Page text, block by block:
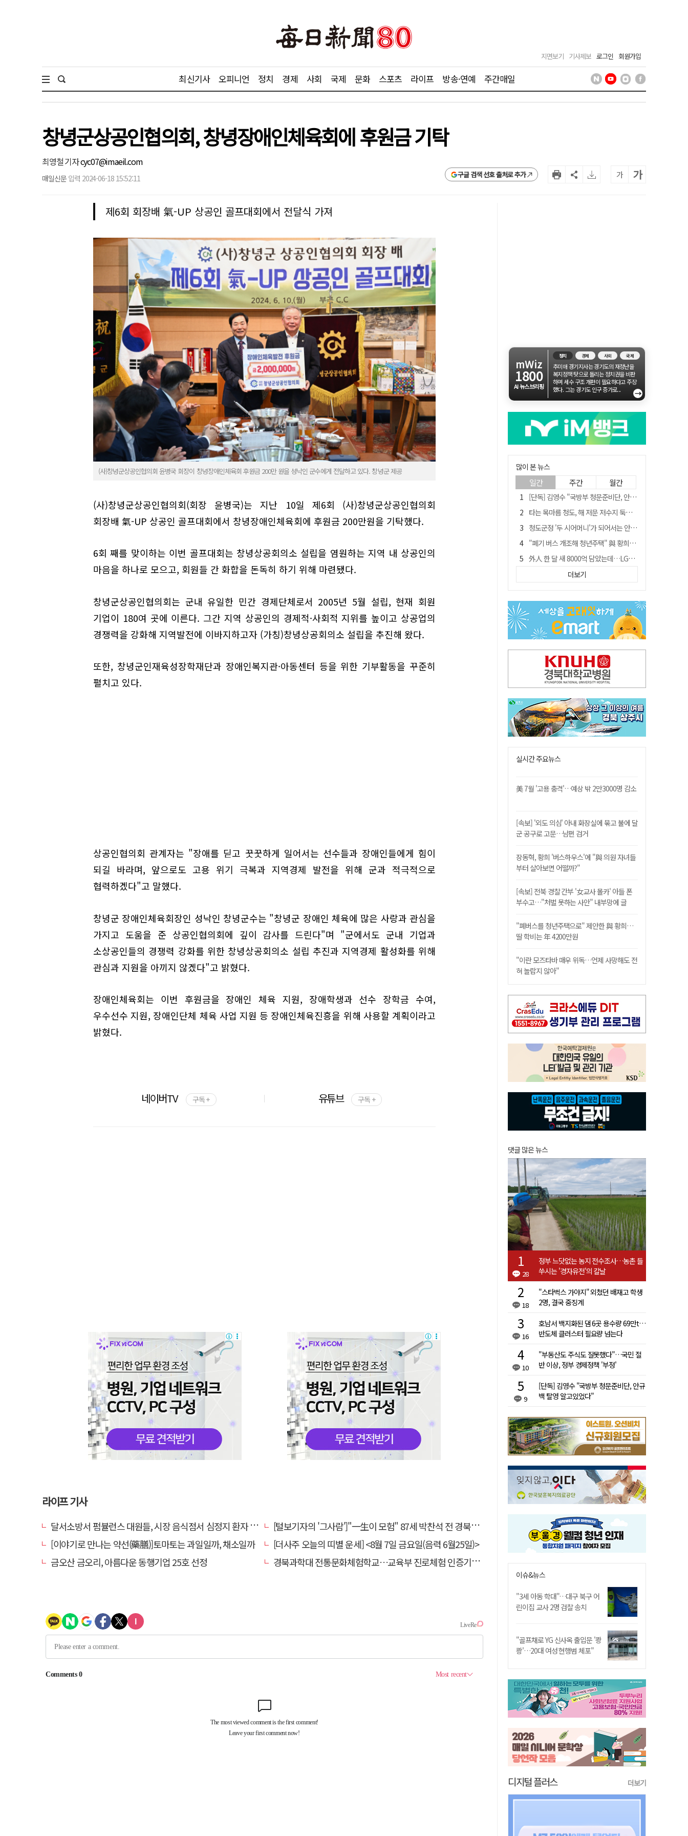
지면보기 기사제보 로그인 회원가입
최신기사 오피니언 정치 경제 사회 국제 문화 스포츠 라이프 방송·연예 주간매일
창녕군상공인협의회, 창녕장애인체육회에 후원금 기탁
최영철 기자cyc07@imaeil.com
매일신문 입력 2024-06-18 15:52:11 구글 검색 선호 출처로 추가 가 가
제6회 회장배 氣-UP 상공인 골프대회에서 전달식 가져
(사)창녕군상공인협의회 윤병국 회장이 창녕장애인체육회 후원금 200만 원을 성낙인 군수에게 전달하고 있다. 창녕군 제공
(사)창녕군상공인협의회(회장 윤병국)는 지난 10일 제6회 (사)창녕군상공인협의회
회장배 氣-UP 상공인 골프대회에서 창녕장애인체육회에 후원금 200만원을 기탁했다.
6회 째를 맞이하는 이번 골프대회는 창녕상공회의소 설립을 염원하는 지역 내 상공인의
마음을 하나로 모으고, 회원들 간 화합을 돈독히 하기 위해 마련됐다.
창녕군상공인협의회는 군내 유일한 민간 경제단체로서 2005년 5월 설립, 현재 회원
기업이 180여 곳에 이른다. 그간 지역 상공인의 경제적·사회적 지위를 높이고 상공업의
경쟁력을 강화해 지역발전에 이바지하고자 (가칭)창녕상공회의소 설립을 추진해 왔다.
또한, 창녕군인재육성장학재단과 장애인복지관·아동센터 등을 위한 기부활동을 꾸준히
펼치고 있다.
상공인협의회 관계자는 "장애를 딛고 꿋꿋하게 일어서는 선수들과 장애인들에게 힘이
되길 바라며, 앞으로도 고용 위기 극복과 지역경제 발전을 위해 군과 적극적으로
협력하겠다"고 말했다.
창녕군 장애인체육회장인 성낙인 창녕군수는 "창녕군 장애인 체육에 많은 사랑과 관심을
가지고 도움을 준 상공인협의회에 깊이 감사를 드린다"며 "군에서도 군내 기업과
소상공인들의 경쟁력 강화를 위한 창녕상공회의소 설립 추진과 지역경제 활성화를 위해
관심과 지원을 아끼지 않겠다"고 밝혔다.
장애인체육회는 이번 후원금을 장애인 체육 지원, 장애학생과 선수 장학금 수여,
우수선수 지원, 장애인단체 체육 사업 지원 등 장애인체육진흥을 위해 사용할 계획이라고
밝혔다.
네이버TV 구독 + 유튜브 구독 +
라이프 기사
달서소방서 펌뷸런스 대원들, 시장 음식점서 심정지 환자 생명 살려
[털보기자의 '그사람']"一生이 모험" 87세 박찬석 전 경북대 총장
[이야기로 만나는 약선(藥膳)]토마토는 과일일까, 채소일까
[더사주 오늘의 띠별 운세] <8월 7일 금요일(음력 6월25일)>
금오산 금오리, 아름다운 동행기업 25호 선정
경북과학대 전통문화체험학교…교육부 진로체험 인증기관 선정
mWiz
1800
AI 뉴스브리핑
정치 경제 사회 국제
추미애 경기지사는 경기도의 재정난을
복지정책 탓으로 돌리는 정치권을 비판
하며 세수 구조 개편이 필요하다고 주장
했다. 그는 경기도 인구 증가로...
→
많이 본 뉴스
일간 주간 월간
[단독] 김영수 "국방부 청문준비단, 안규백 탈영 알고있었다"
타는 목마름 청도, 해 저문 저수지 둑에 군수가 서 있었다
청도군정 '두 시어머니'가 되어서는 안된다
"폐기 버스 개조해 청년주택" 與 황희…'딸 학비는 年 4200만원'
外人 한 달 새 8000억 담았는데…LG이노텍 목표주가는 왜 엇갈릴까
임시휴업 들어갔던 홈플러스 영주점, 7일 영업 재개…지하 1층만 운영
SK하이닉스, 주당 375원 분기 배당 공시…"3분기 중 주주환원 방안 확정"
이의준 전 경북도 새마을봉사과장, 제28대 울릉군 부군수 취임
"상법개정해도 주주가 '봉'"…하이닉스 솔리다임 상장설에 술렁[개미와글와글]
더보기
실시간 주요뉴스
美 7월 '고용 충격'…예상 밖 2만3000명 감소
[속보] '외도 의심' 아내 화장실에 묶고 불에 달
군 공구로 고문…남편 검거
장동혁, 황희 '버스하우스'에 "與 의원 자녀들
부터 살아보면 어떨까?"
[속보] 전북 경찰 간부 '女교사 몰카' 아들 폰
부수고…"처벌 못하는 사안" 내부망에 글
"폐버스를 청년주택으로" 제안한 與 황희…
딸 학비는 年 4200만원
"이란 모즈타바 매우 위독…언제 사망해도 전
혀 놀랍지 않아"
댓글 많은 뉴스
28
정부 느닷없는 농지 전수조사…농촌 들
쑤시는 '경자유전'의 칼날
18
"스타벅스 가야지" 외쳤던 배재고 학생
2명, 결국 중징계
16
호남서 백지화된 댐 6곳 용수량 69만t…
반도체 클러스터 필요량 넘는다
10
"부동산도 주식도 잘못했다"…국민 절
반 이상, 정부 경제정책 '부정'
9
[단독] 김영수 "국방부 청문준비단, 안규
백 탈영 알고있었다"
이슈&뉴스
"3세 아동 학대"…대구 북구 어
린이집 교사 2명 검찰 송치
"골프채로 YG 신사옥 출입문 '쾅
쾅'…20대 여성 현행범 체포"
디지털 플러스 더보기